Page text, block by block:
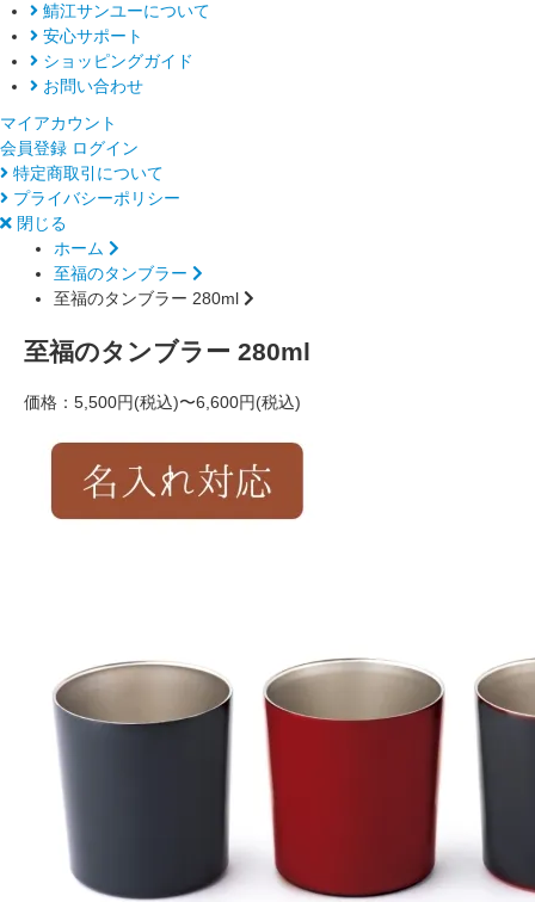
鯖江サンユーについて
安心サポート
ショッピングガイド
お問い合わせ
マイアカウント
会員登録 ログイン
特定商取引について
プライバシーポリシー
閉じる
ホーム
至福のタンブラー
至福のタンブラー 280ml
至福のタンブラー 280ml
価格： 5,500円(税込)〜6,600円(税込)